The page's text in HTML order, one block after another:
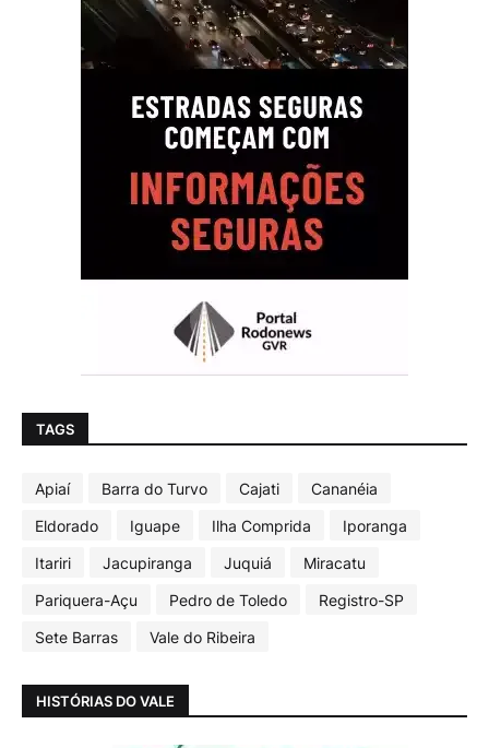
TAGS
Apiaí Barra do Turvo Cajati
Cananéia
Eldorado
Iguape Ilha Comprida
Iporanga
Itariri
Jacupiranga Juquiá
Miracatu
Pariquera-Açu
Pedro de Toledo
Registro-SP
Sete Barras
Vale do Ribeira
HISTÓRIAS DO VALE